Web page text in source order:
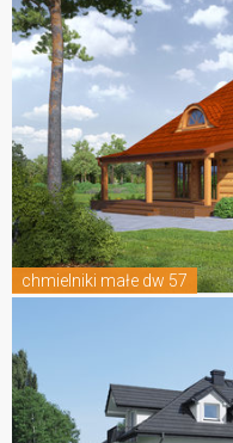
chmielniki małe dw 57